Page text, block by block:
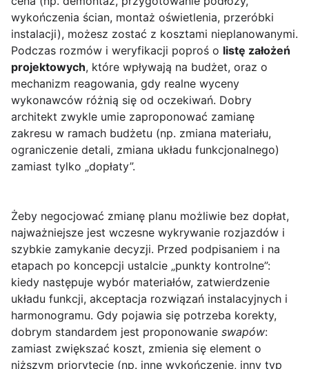
wykończenia ścian, montaż oświetlenia, przeróbki
instalacji), możesz zostać z kosztami nieplanowanymi.
Podczas rozmów i weryfikacji poproś o listę założeń
projektowych, które wpływają na budżet, oraz o
mechanizm reagowania, gdy realne wyceny
wykonawców różnią się od oczekiwań. Dobry
architekt zwykle umie zaproponować zamianę
zakresu w ramach budżetu (np. zmiana materiału,
ograniczenie detali, zmiana układu funkcjonalnego)
zamiast tylko „dopłaty”.
Żeby negocjować zmianę planu możliwie bez dopłat,
najważniejsze jest wczesne wykrywanie rozjazdów i
szybkie zamykanie decyzji. Przed podpisaniem i na
etapach po koncepcji ustalcie „punkty kontrolne”:
kiedy następuje wybór materiałów, zatwierdzenie
układu funkcji, akceptacja rozwiązań instalacyjnych i
harmonogramu. Gdy pojawia się potrzeba korekty,
dobrym standardem jest proponowanie swapów:
zamiast zwiększać koszt, zmienia się element o
niższym priorytecie (np. inne wykończenie, inny typ